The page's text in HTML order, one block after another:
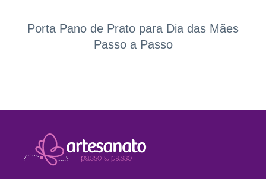
Porta Pano de Prato para Dia das Mães
Passo a Passo